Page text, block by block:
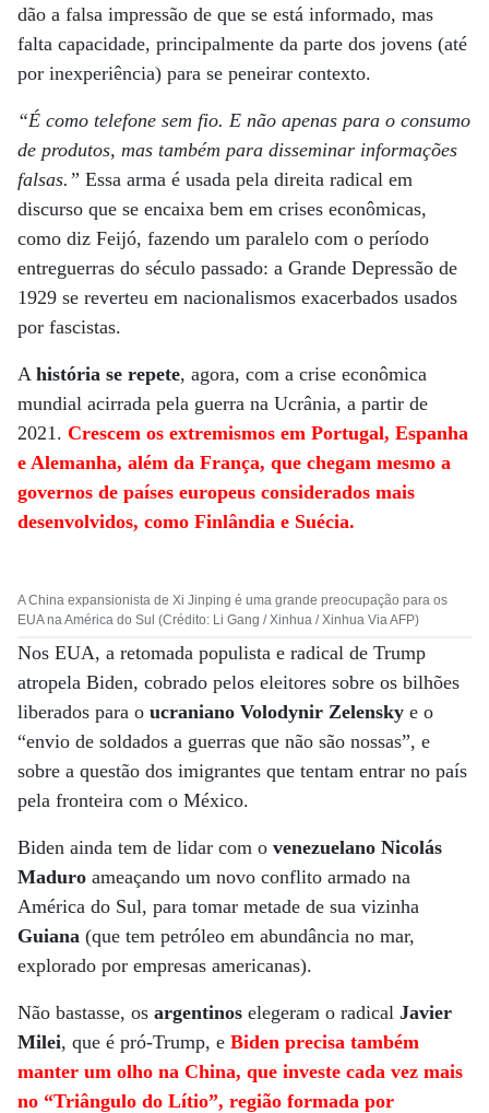
dão a falsa impressão de que se está informado, mas
falta capacidade, principalmente da parte dos jovens (até
por inexperiência) para se peneirar contexto.
“É como telefone sem fio. E não apenas para o consumo
de produtos, mas também para disseminar informações
falsas.” Essa arma é usada pela direita radical em
discurso que se encaixa bem em crises econômicas,
como diz Feijó, fazendo um paralelo com o período
entreguerras do século passado: a Grande Depressão de
1929 se reverteu em nacionalismos exacerbados usados
por fascistas.
A história se repete, agora, com a crise econômica
mundial acirrada pela guerra na Ucrânia, a partir de
2021. Crescem os extremismos em Portugal, Espanha
e Alemanha, além da França, que chegam mesmo a
governos de países europeus considerados mais
desenvolvidos, como Finlândia e Suécia.
A China expansionista de Xi Jinping é uma grande preocupação para os
EUA na América do Sul (Crédito: Li Gang / Xinhua / Xinhua Via AFP)
Nos EUA, a retomada populista e radical de Trump
atropela Biden, cobrado pelos eleitores sobre os bilhões
liberados para o ucraniano Volodynir Zelensky e o
“envio de soldados a guerras que não são nossas”, e
sobre a questão dos imigrantes que tentam entrar no país
pela fronteira com o México.
Biden ainda tem de lidar com o venezuelano Nicolás
Maduro ameaçando um novo conflito armado na
América do Sul, para tomar metade de sua vizinha
Guiana (que tem petróleo em abundância no mar,
explorado por empresas americanas).
Não bastasse, os argentinos elegeram o radical Javier
Milei, que é pró-Trump, e Biden precisa também
manter um olho na China, que investe cada vez mais
no “Triângulo do Lítio”, região formada por